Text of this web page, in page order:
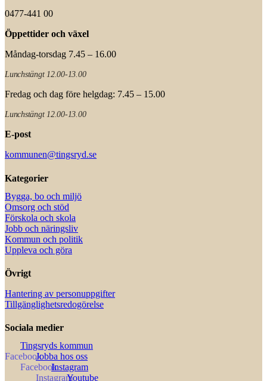
0477-441 00
Öppettider och växel
Måndag-torsdag 7.45 – 16.00
Lunchstängt 12.00-13.00
Fredag och dag före helgdag: 7.45 – 15.00
Lunchstängt 12.00-13.00
E-post
kommunen@tingsryd.se
Kategorier
Bygga, bo och miljö
Omsorg och stöd
Förskola och skola
Jobb och näringsliv
Kommun och politik
Uppleva och göra
Övrigt
Hantering av personuppgifter
Tillgänglighetsredogörelse
Sociala medier
Tingsryds kommun
Jobba hos oss
Instagram
Youtube